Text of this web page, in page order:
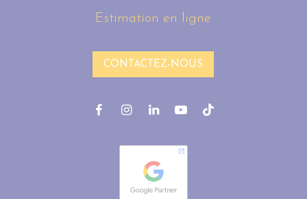
Estimation en ligne
CONTACTEZ-NOUS